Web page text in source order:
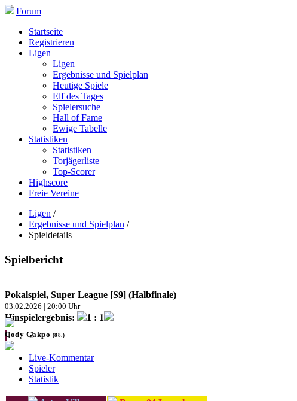
Forum
Startseite
Registrieren
Ligen
Ligen
Ergebnisse und Spielplan
Heutige Spiele
Elf des Tages
Spielersuche
Hall of Fame
Ewige Tabelle
Statistiken
Statistiken
Torjägerliste
Top-Scorer
Highscore
Freie Vereine
Ligen /
Ergebnisse und Spielplan /
Spieldetails
Spielbericht
Pokalspiel, Super League [S9] (Halbfinale)
03.02.2026 | 20:00 Uhr
Hinspielergebnis:
1 : 1
1 : 2
Cody Gakpo (88.)
Live-Kommentar
Spieler
Statistik